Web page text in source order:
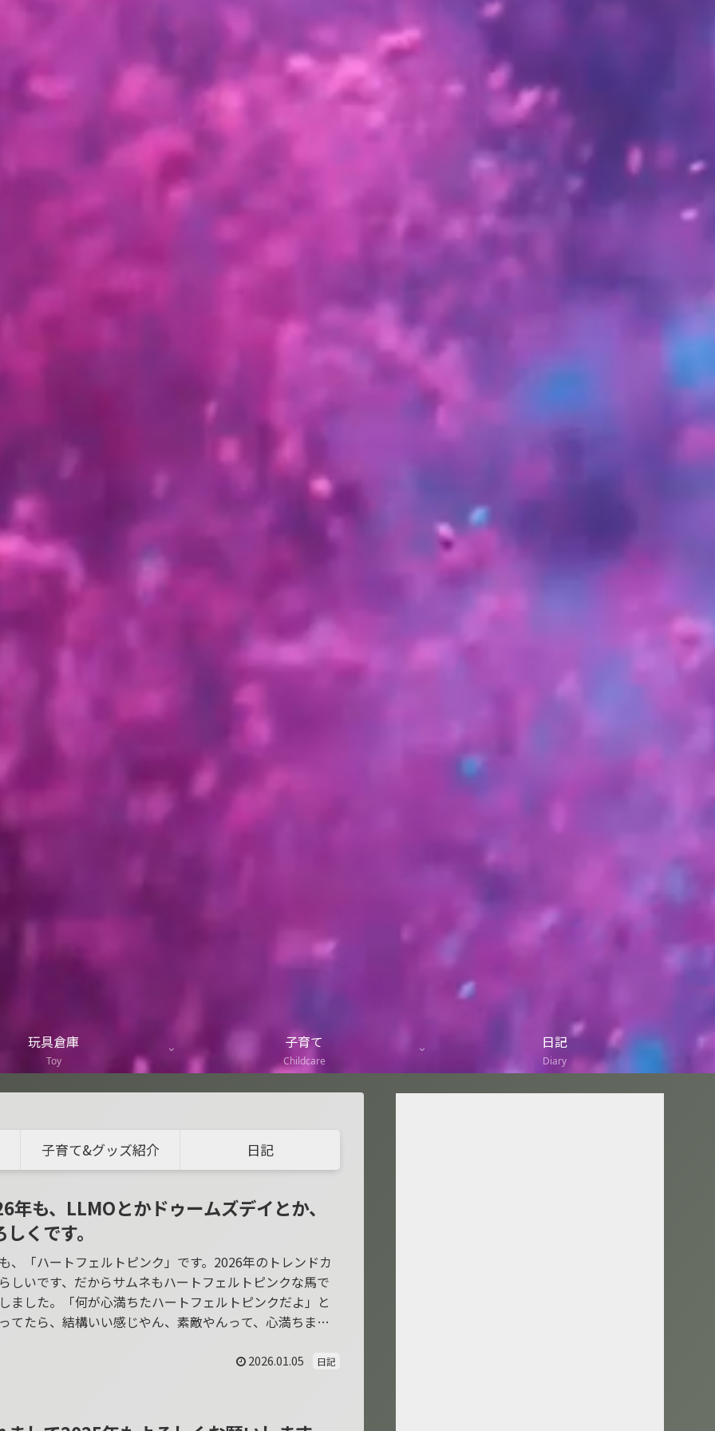
玩具倉庫
Toy
子育て
Childcare
日記
Diary
子育て&グッズ紹介 日記
年も、LLMOとかドゥームズデイとか、
くです。
、「ハートフェルトピンク」です。2026年のトレンドカ
しいです、だからサムネもハートフェルトピンクな馬で
ました。「何が心満ちたハートフェルトピンクだよ」と
てたら、結構いい感じやん、素敵やんって、心満ちまし
2026.01.05 日記